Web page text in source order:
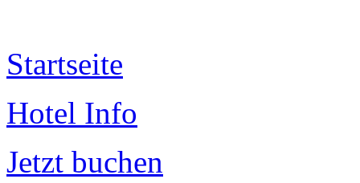
Startseite
Hotel Info
Jetzt buchen